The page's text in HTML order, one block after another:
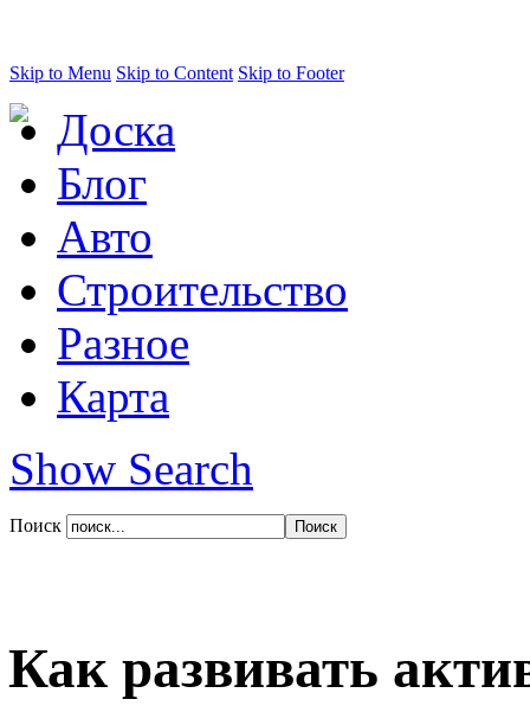
Skip to Menu Skip to Content Skip to Footer
Доска
Блог
Авто
Строительство
Разное
Карта
Show Search
Поиск
Как развивать